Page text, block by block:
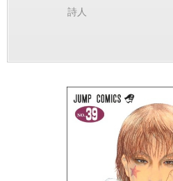
詩人